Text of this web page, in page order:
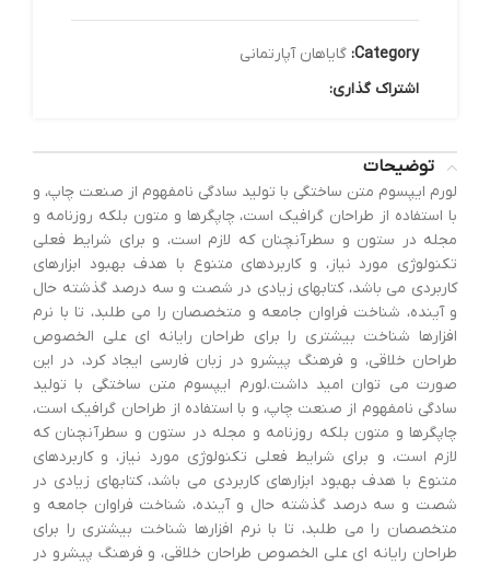
Category: گایاهان آپارتمانی
اشتراک گذاری:
توضیحات
لورم ایپسوم متن ساختگی با تولید سادگی نامفهوم از صنعت چاپ، و
با استفاده از طراحان گرافیک است، چاپگرها و متون بلکه روزنامه و
مجله در ستون و سطرآنچنان که لازم است، و برای شرایط فعلی
تکنولوژی مورد نیاز، و کاربردهای متنوع با هدف بهبود ابزارهای
کاربردی می باشد، کتابهای زیادی در شصت و سه درصد گذشته حال
و آینده، شناخت فراوان جامعه و متخصصان را می طلبد، تا با نرم
افزارها شناخت بیشتری را برای طراحان رایانه ای علی الخصوص
طراحان خلاقی، و فرهنگ پیشرو در زبان فارسی ایجاد کرد، در این
صورت می توان امید داشت.لورم ایپسوم متن ساختگی با تولید
سادگی نامفهوم از صنعت چاپ، و با استفاده از طراحان گرافیک است،
چاپگرها و متون بلکه روزنامه و مجله در ستون و سطرآنچنان که
لازم است، و برای شرایط فعلی تکنولوژی مورد نیاز، و کاربردهای
متنوع با هدف بهبود ابزارهای کاربردی می باشد، کتابهای زیادی در
شصت و سه درصد گذشته حال و آینده، شناخت فراوان جامعه و
متخصصان را می طلبد، تا با نرم افزارها شناخت بیشتری را برای
طراحان رایانه ای علی الخصوص طراحان خلاقی، و فرهنگ پیشرو در